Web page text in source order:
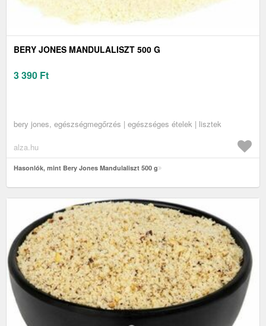
BERY JONES MANDULALISZT 500 G
3 390 Ft
bery jones, egészségmegőrzés | egészséges ételek | lisztek
alza.hu
Hasonlók, mint Bery Jones Mandulaliszt 500 g